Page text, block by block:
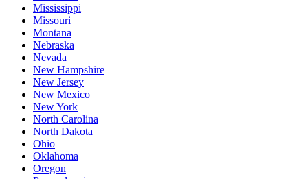
Mississippi
Missouri
Montana
Nebraska
Nevada
New Hampshire
New Jersey
New Mexico
New York
North Carolina
North Dakota
Ohio
Oklahoma
Oregon